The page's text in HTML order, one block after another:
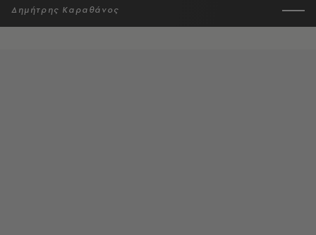
Δημήτρης Καραθάνος